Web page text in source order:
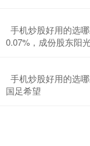
手机炒股好用的选
0.07%，成份股东阳
手机炒股好用的选
国足希望